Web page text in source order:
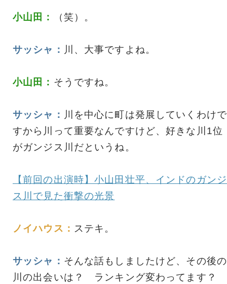
小山田： （笑）。
サッシャ： 川、大事ですよね。
小山田： そうですね。
サッシャ： 川を中心に町は発展していくわけで
すから川って重要なんですけど、好きな川1位
がガンジス川だというね。
【前回の出演時】小山田壮平、インドのガンジ
ス川で見た衝撃の光景
ノイハウス： ステキ。
サッシャ： そんな話もしましたけど、その後の
川の出会いは？ ランキング変わってます？